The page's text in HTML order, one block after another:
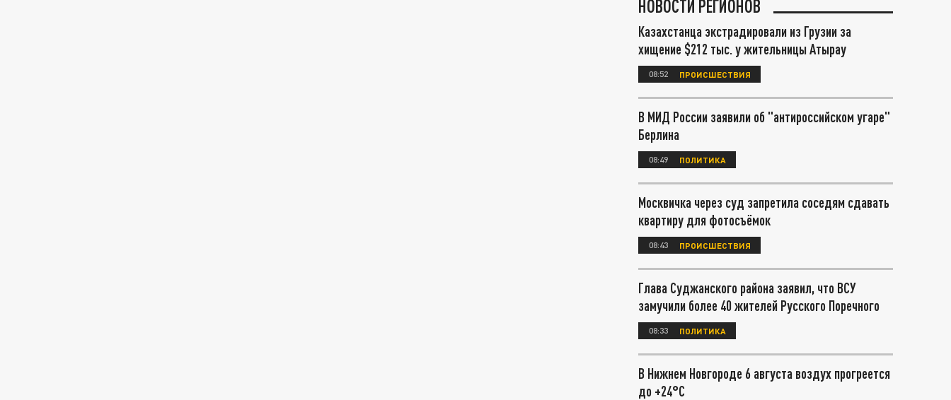
НОВОСТИ РЕГИОНОВ
Казахстанца экстрадировали из Грузии за
хищение $212 тыс. у жительницы Атырау
08:52 ПРОИСШЕСТВИЯ
В МИД России заявили об "антироссийском угаре"
Берлина
08:49 ПОЛИТИКА
Москвичка через суд запретила соседям сдавать
квартиру для фотосъёмок
08:43 ПРОИСШЕСТВИЯ
Глава Суджанского района заявил, что ВСУ
замучили более 40 жителей Русского Поречного
08:33 ПОЛИТИКА
В Нижнем Новгороде 6 августа воздух прогреется
до +24°С